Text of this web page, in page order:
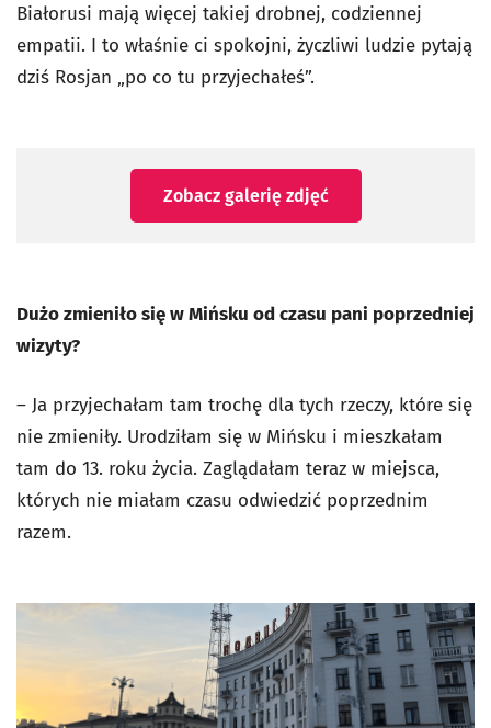
Białorusi mają więcej takiej drobnej, codziennej
empatii. I to właśnie ci spokojni, życzliwi ludzie pytają
dziś Rosjan „po co tu przyjechałeś”.
Zobacz galerię zdjęć
Dużo zmieniło się w Mińsku od czasu pani poprzedniej
wizyty?
– Ja przyjechałam tam trochę dla tych rzeczy, które się
nie zmieniły. Urodziłam się w Mińsku i mieszkałam
tam do 13. roku życia. Zaglądałam teraz w miejsca,
których nie miałam czasu odwiedzić poprzednim
razem.